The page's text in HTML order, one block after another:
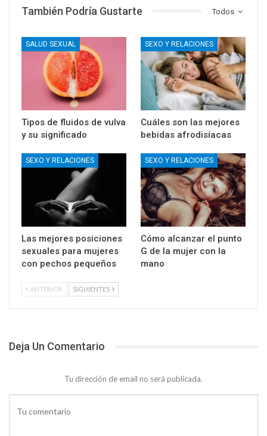
Todos
También Podría Gustarte
SALUD SEXUAL
Tipos de fluidos de vulva
y su significado
SEXO Y RELACIONES
Cuáles son las mejores
bebidas afrodisíacas
SEXO Y RELACIONES
Las mejores posiciones
sexuales para mujeres
con pechos pequeños
SEXO Y RELACIONES
Cómo alcanzar el punto
G de la mujer con la
mano
ANTERIOR SIGUIENTES
Deja Un Comentario
Tu dirección de email no será publicada.